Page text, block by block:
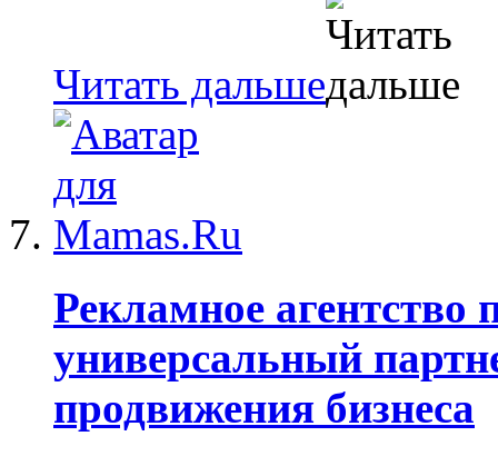
Читать дальше
Рекламное агентство
универсальный
продвижения бизнеса